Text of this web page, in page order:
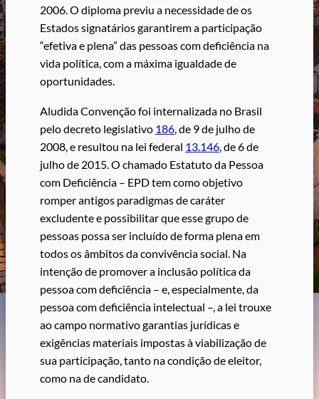
2006. O diploma previu a necessidade de os
Estados signatários garantirem a participação
“efetiva e plena” das pessoas com deficiência na
vida política, com a máxima igualdade de
oportunidades.
Aludida Convenção foi internalizada no Brasil
pelo decreto legislativo 186 , de 9 de julho de
2008, e resultou na lei federal 13.146 , de 6 de
julho de 2015. O chamado Estatuto da Pessoa
com Deficiência – EPD tem como objetivo
romper antigos paradigmas de caráter
excludente e possibilitar que esse grupo de
pessoas possa ser incluído de forma plena em
todos os âmbitos da convivência social. Na
intenção de promover a inclusão política da
pessoa com deficiência – e, especialmente, da
pessoa com deficiência intelectual –, a lei trouxe
ao campo normativo garantias jurídicas e
exigências materiais impostas à viabilização de
sua participação, tanto na condição de eleitor,
como na de candidato.